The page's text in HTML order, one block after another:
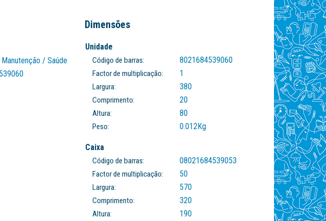
/ Saúde
Dimensões
Unidade
Código de barras: 8021684539060
Factor de multiplicação: 1
Largura: 380
Comprimento: 20
Altura: 80
Peso: 0.012Kg
Caixa
Código de barras: 08021684539053
Factor de multiplicação: 50
Largura: 570
Comprimento: 320
Altura: 190